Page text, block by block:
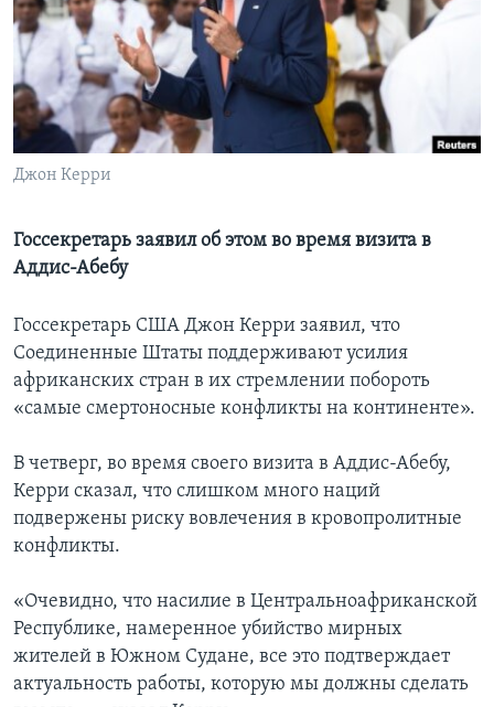
Learning English
СОЦИАЛЬНЫЕ СЕТИ
Джон Керри
Госсекретарь заявил об этом во время визита в
Аддис-Абебу
Госсекретарь США Джон Керри заявил, что
Соединенные Штаты поддерживают усилия
африканских стран в их стремлении побороть
«самые смертоносные конфликты на континенте».
В четверг, во время своего визита в Аддис-Абебу,
Керри сказал, что слишком много наций
подвержены риску вовлечения в кровопролитные
конфликты.
«Очевидно, что насилие в Центральноафриканской
Республике, намеренное убийство мирных
жителей в Южном Судане, все это подтверждает
актуальность работы, которую мы должны сделать